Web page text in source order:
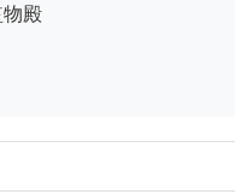
殿